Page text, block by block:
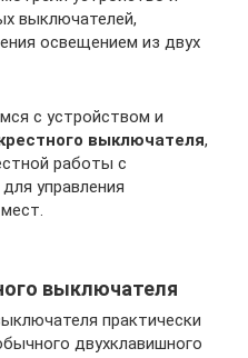
выключателей,
освещением из двух
с устройством и
выключателя,
работы с
управления
выключателя
практически
двухклавишного